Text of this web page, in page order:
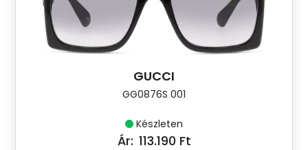
GUCCI
GG0876S 001
Készleten
Ár: 113.190 Ft